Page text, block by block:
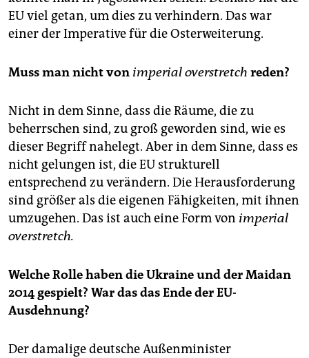
EU viel getan, um dies zu verhindern. Das war
einer der ­Imperative für die Ost­erweiterung.
Muss man nicht von imperial overstretch reden?
Nicht in dem Sinne, dass die Räume, die zu
beherrschen sind, zu groß geworden sind, wie es
dieser Begriff nahelegt. Aber in dem Sinne, dass es
nicht gelungen ist, die EU strukturell
entsprechend zu verändern. Die Herausforderung
sind größer als die eigenen Fähigkeiten, mit ihnen
umzugehen. Das ist auch eine Form von imperial
over­stretch.
Welche Rolle haben die Ukraine und der Maidan
2014 gespielt? War das das Ende der EU-
Ausdehnung?
Der damalige deutsche Außenminister